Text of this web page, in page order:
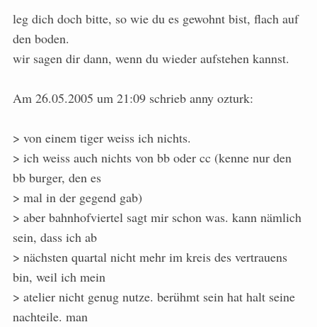
leg dich doch bitte, so wie du es gewohnt bist, flach auf
den boden.
wir sagen dir dann, wenn du wieder aufstehen kannst.
Am 26.05.2005 um 21:09 schrieb anny ozturk:
> von einem tiger weiss ich nichts.
> ich weiss auch nichts von bb oder cc (kenne nur den
bb burger, den es
> mal in der gegend gab)
> aber bahnhofviertel sagt mir schon was. kann nämlich
sein, dass ich ab
> nächsten quartal nicht mehr im kreis des vertrauens
bin, weil ich mein
> atelier nicht genug nutze. berühmt sein hat halt seine
nachteile. man